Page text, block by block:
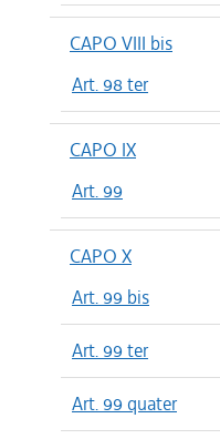
CAPO VIII bis
Art. 98 ter
CAPO IX
Art. 99
CAPO X
Art. 99 bis
Art. 99 ter
Art. 99 quater